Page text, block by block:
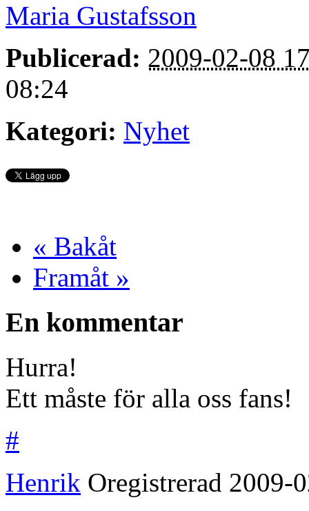
Maria Gustafsson
Publicerad: 2009-02-08
08:24
Kategori: Nyhet
« Bakåt
Framåt »
En kommentar
Hurra!
Ett måste för alla oss fans!
#
Henrik Oregistrerad 2009-